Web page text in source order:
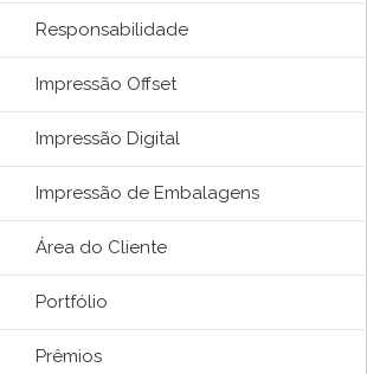
Responsabilidade
Impressão Offset
Impressão Digital
Impressão de Embalagens
Área do Cliente
Portfólio
Prêmios